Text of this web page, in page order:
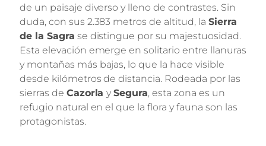
de un paisaje diverso y lleno de contrastes. Sin
duda, con sus 2.383 metros de altitud, la Sierra
de la Sagra se distingue por su majestuosidad.
Esta elevación emerge en solitario entre llanuras
y montañas más bajas, lo que la hace visible
desde kilómetros de distancia. Rodeada por las
sierras de CazorlaySegura, esta zona es un
refugio natural en el que la flora y fauna son las
protagonistas.